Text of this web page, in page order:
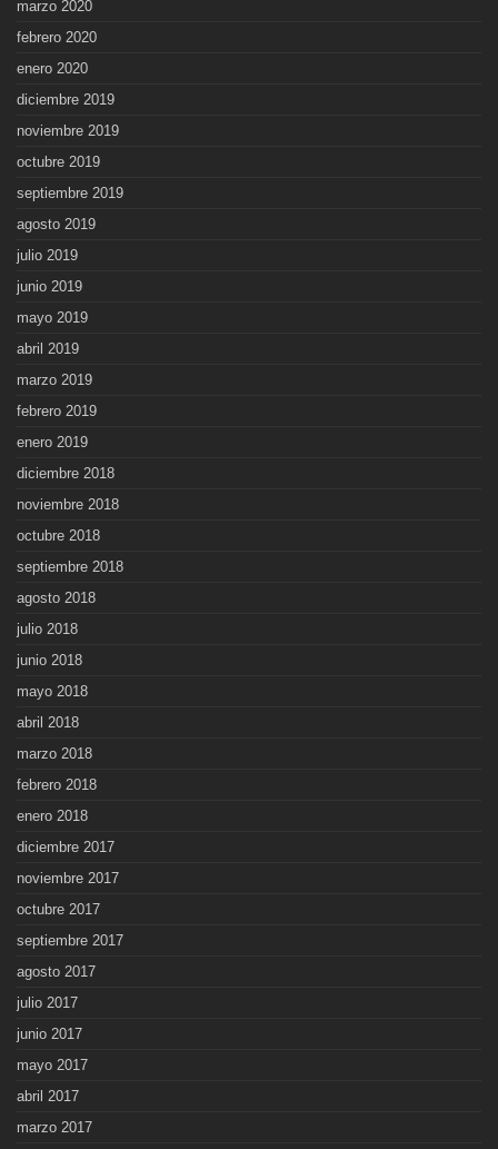
marzo 2020
febrero 2020
enero 2020
diciembre 2019
noviembre 2019
octubre 2019
septiembre 2019
agosto 2019
julio 2019
junio 2019
mayo 2019
abril 2019
marzo 2019
febrero 2019
enero 2019
diciembre 2018
noviembre 2018
octubre 2018
septiembre 2018
agosto 2018
julio 2018
junio 2018
mayo 2018
abril 2018
marzo 2018
febrero 2018
enero 2018
diciembre 2017
noviembre 2017
octubre 2017
septiembre 2017
agosto 2017
julio 2017
junio 2017
mayo 2017
abril 2017
marzo 2017